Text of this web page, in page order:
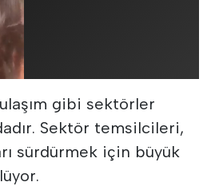
gibi sektörler
Sektör temsilcileri,
sürdürmek için büyük